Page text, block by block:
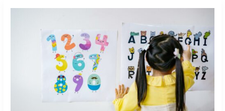
هو
في
تحليل
السلوك
التطبيقي؟